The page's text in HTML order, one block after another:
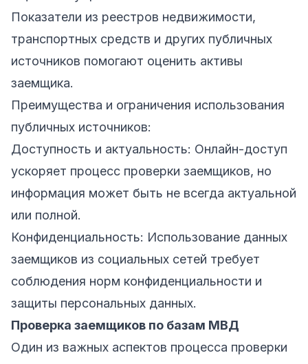
Показатели из реестров недвижимости,
транспортных средств и других публичных
источников помогают оценить активы
заемщика.
Преимущества и ограничения использования
публичных источников:
Доступность и актуальность: Онлайн-доступ
ускоряет процесс проверки заемщиков, но
информация может быть не всегда актуальной
или полной.
Конфиденциальность: Использование данных
заемщиков из социальных сетей требует
соблюдения норм конфиденциальности и
защиты персональных данных.
Проверка заемщиков по базам МВД
Один из важных аспектов процесса проверки